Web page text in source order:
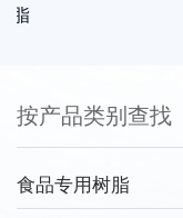
按产品类别查找
食品专用树脂